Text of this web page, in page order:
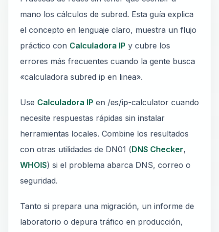
mano los cálculos de subred. Esta guía explica
el concepto en lenguaje claro, muestra un flujo
práctico con Calculadora IP y cubre los
errores más frecuentes cuando la gente busca
«calculadora subred ip en linea».
Use Calculadora IP en /es/ip-calculator cuando
necesite respuestas rápidas sin instalar
herramientas locales. Combine los resultados
con otras utilidades de DN01 (DNS Checker,
WHOIS) si el problema abarca DNS, correo o
seguridad.
Tanto si prepara una migración, un informe de
laboratorio o depura tráfico en producción,